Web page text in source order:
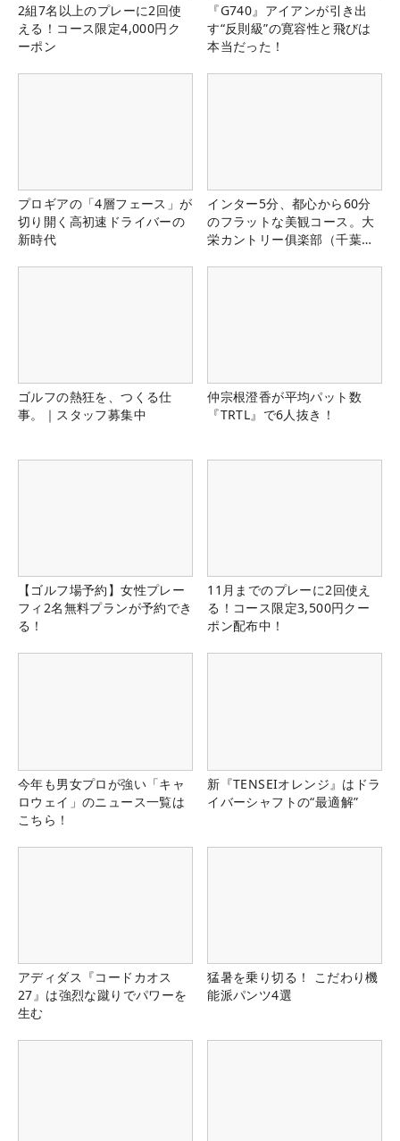
2組7名以上のプレーに2回使
える！コース限定4,000円ク
ーポン
『G740』アイアンが引き出
す“反則級”の寛容性と飛びは
本当だった！
プロギアの「4層フェース」が
切り開く高初速ドライバーの
新時代
インター5分、都心から60分
のフラットな美観コース。大
栄カントリー俱楽部（千葉
ゴルフの熱狂を、つくる仕
事。｜スタッフ募集中
仲宗根澄香が平均パット数
『TRTL』で6人抜き！
【ゴルフ場予約】女性プレー
フィ2名無料プランが予約でき
る！
11月までのプレーに2回使え
る！コース限定3,500円クー
ポン配布中！
今年も男女プロが強い「キャ
ロウェイ」のニュース一覧は
こちら！
新『TENSEIオレンジ』はドラ
イバーシャフトの“最適解”
アディダス『コードカオス
27』は強烈な蹴りでパワーを
生む
猛暑を乗り切る！ こだわり機
能派パンツ4選